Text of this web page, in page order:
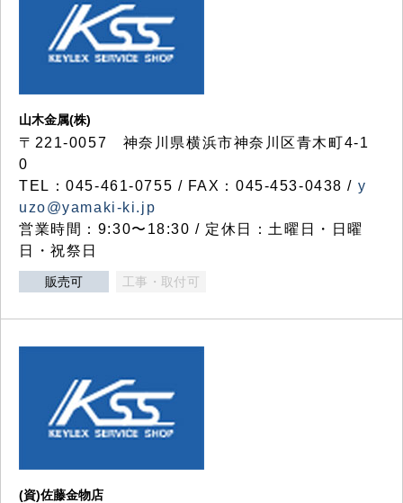
山木金属(株)
〒221-0057 神奈川県横浜市神奈川区青木町4-1
0
TEL：045-461-0755 / FAX：045-453-0438 / y
uzo@yamaki-ki.jp
営業時間：9:30〜18:30 / 定休日：土曜日・日曜
日・祝祭日
販売可 工事・取付可
(資)佐藤金物店